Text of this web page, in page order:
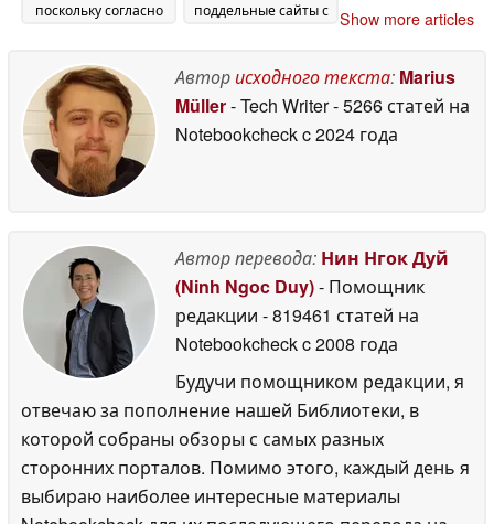
поскольку согласно
требованиям Steam
Machine относится к
категории «Низкий»
уровень24 June 2026
поддельные сайты с
June 2026
Show more articles
Авторисходного текста: Marius
Müller- Tech Writer- 5266 статей на
Notebookcheckc 2024 года
Автор перевода: Нин Нгок Дуй
(Ninh Ngoc Duy)- Помощник
редакции - 819461 статей на
Notebookcheckc 2008 года
Будучи помощником редакции, я
отвечаю за пополнение нашей Библиотеки, в
которой собраны обзоры с самых разных
сторонних порталов. Помимо этого, каждый день я
выбираю наиболее интересные материалы